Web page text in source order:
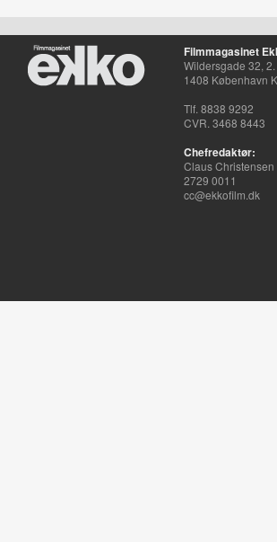
Filmmagasinet
Wildersgade 32, 2.
1408 København K
Tlf. 8838 9292
CVR. 3468 8443
Chefredaktør:
Claus Christensen
2729 0011
cc@ekkofilm.dk